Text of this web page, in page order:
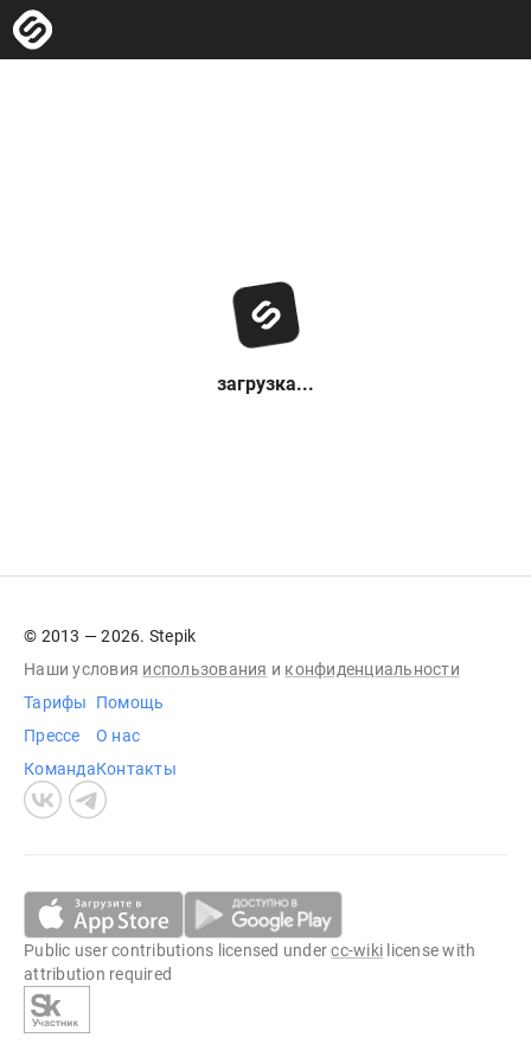
загрузка...
© 2013 — 2026. Stepik
Наши условия использования и конфиденциальности
Тарифы
Прессе
Команда
Помощь
О нас
Контакты
Public user contributions licensed undercc-wiki license with
attribution required